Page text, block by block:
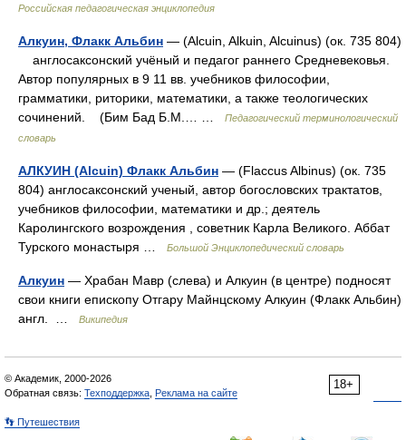
Российская педагогическая энциклопедия
Алкуин, Флакк Альбин — (Alcuin, Alkuin, Alcuinus) (ок. 735 804)
англосаксонский учёный и педагог раннего Средневековья.
Автор популярных в 9 11 вв. учебников философии,
грамматики, риторики, математики, а также теологических
сочинений. (Бим Бад Б.М.… …
Педагогический терминологический
словарь
АЛКУИН (Alcuin) Флакк Альбин — (Flaccus Albinus) (ок. 735
804) англосаксонский ученый, автор богословских трактатов,
учебников философии, математики и др.; деятель
Каролингского возрождения , советник Карла Великого. Аббат
Турского монастыря …
Большой Энциклопедический словарь
Алкуин — Храбан Мавр (слева) и Алкуин (в центре) подносят
свои книги епископу Отгару Майнцскому Алкуин (Флакк Альбин)
англ. …
Википедия
18+
© Академик, 2000-2026
Обратная связь: Техподдержка Реклама на сайте
👣 Путешествия